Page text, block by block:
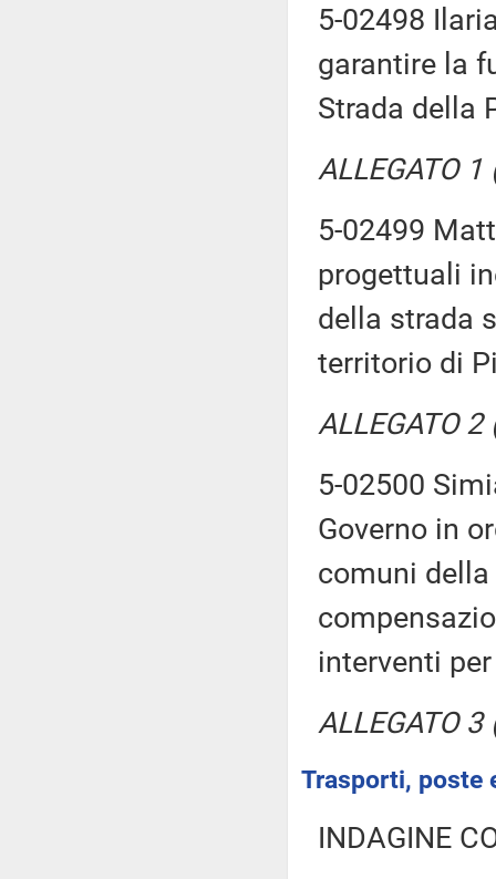
5-02498
garantire la
Strada della
ALLEGATO
5-02499
progettuali
della strada
territorio di
ALLEGATO
5-02500
Governo in
comuni
interventi
ALLEGATO
Trasporti, poste
INDAGINE